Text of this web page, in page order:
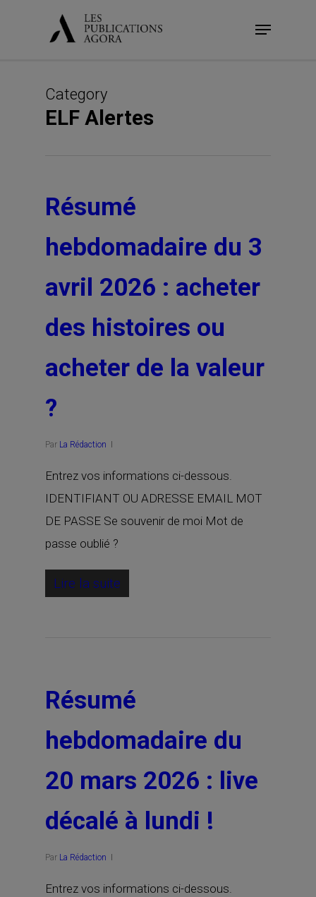
Menu
Category
ELF Alertes
Résumé
hebdomadaire du 3
avril 2026 : acheter
des histoires ou
acheter de la valeur
?
Par La Rédaction
Entrez vos informations ci-dessous.
IDENTIFIANT OU ADRESSE EMAIL MOT
DE PASSE Se souvenir de moi Mot de
passe oublié ?
Lire la suite
Résumé
hebdomadaire du
20 mars 2026 : live
décalé à lundi !
Par La Rédaction
Entrez vos informations ci-dessous.